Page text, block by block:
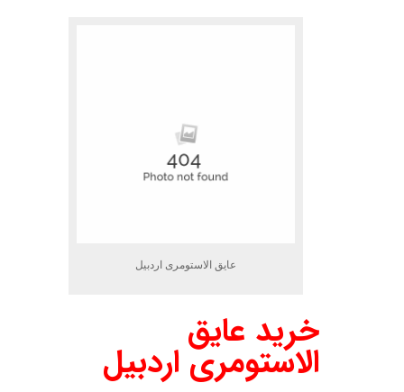
عایق الاستومری اردبیل
خرید عایق
الاستومری اردبیل